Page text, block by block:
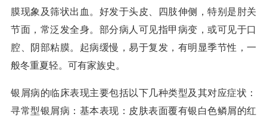
膜现象及筛状出血。好发于头皮、四肢伸侧，特别是肘关
节面，常泛发全身。部分病人可见指甲病变，或可见于口
腔、阴部粘膜。起病缓慢，易于复发，有明显季节性，一
般冬重夏轻。可有家族史。
银屑病的临床表现主要包括以下几种类型及其对应症状：
寻常型银屑病：基本表现：皮肤表面覆有银白色鳞屑的红